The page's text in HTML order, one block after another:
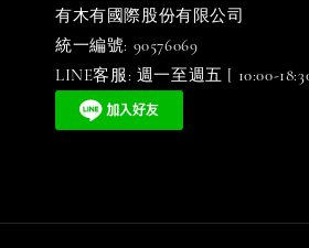
有木有國際股份有限公司
統一編號: 90576069
LINE客服: 週一至週五 [ 10:00-